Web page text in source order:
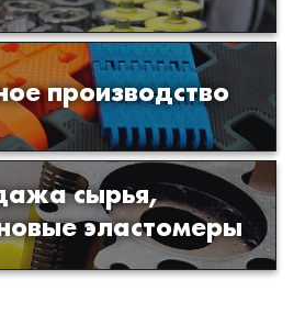
автомобиля
производство
из пластиков
по образцам либо
чертежам заказчика
сырья,
эластомеры
для производства
из полиуретана